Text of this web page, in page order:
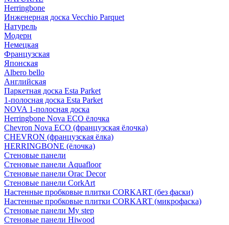
Herringbone
Инженерная доска Vecchio Parquet
Натурель
Модерн
Немецкая
Французская
Японская
Albero bello
Английская
Паркетная доска Esta Parket
1-полосная доска Esta Parket
NOVA 1-полосная доска
Herringbone Nova ECO ёлочка
Chevron Nova ECO (французская ёлочка)
CHEVRON (французская ёлка)
HERRINGBONE (ёлочка)
Стеновые панели
Стеновые панели Aquafloor
Стеновые панели Orac Decor
Стеновые панели CorkArt
Настенные пробковые плитки CORKART (без фаски)
Настенные пробковые плитки CORKART (микрофаска)
Стеновые панели My step
Стеновые панели Hiwood